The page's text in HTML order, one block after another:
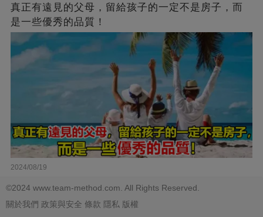
真正有遠見的父母，留給孩子的一定不是房子，而
是一些優秀的品質！
2024/08/19
©2024 www.team-method.com. All Rights Reserved.
關於我們 政策與安全 條款 隱私 版權